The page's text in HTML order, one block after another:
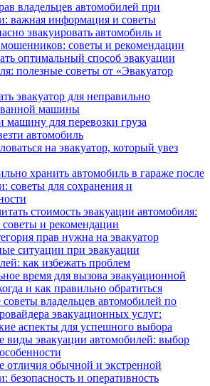
владельцев автомобилей при
важная информация и советы
эвакуировать автомобиль и
мошенников: советы и рекомендации
оптимальный способ эвакуации
полезные советы от «Эвакуатор
эвакуатор для неправильно
машины
машину для перевозки груза
автомобиль
на эвакуатор, который увез
хранить автомобиль в гараже после
советы для сохранения и
стоимость эвакуации автомобиля:
и рекомендации
прав нужна на эвакуатор
ситуации при эвакуации
как избежать проблем
время для вызова эвакуационной
и как правильно обратиться
владельцев автомобилей по
эвакуационных услуг:
аспекты для успешного выбора
виды эвакуации автомобилей: выбор
отличия обычной и экстренной
безопасность и оперативность